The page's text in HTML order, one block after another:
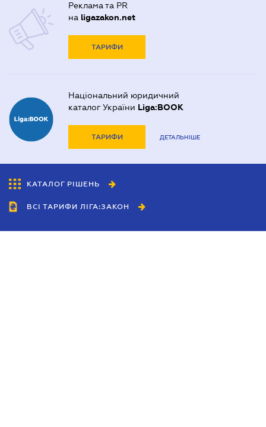
Реклама та PR
на ligazakon.net
ТАРИФИ
Національний юридичний
каталог України Liga:BOOK
ТАРИФИ ДЕТАЛЬНІШЕ
КАТАЛОГ РІШЕНЬ
ВСІ ТАРИФИ ЛІГА:ЗАКОН